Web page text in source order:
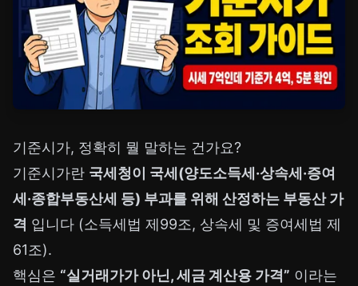
기준시가, 정확히 뭘 말하는 건가요?
기준시가란 국세청이 국세(양도소득세·상속세·증여
세·종합부동산세 등) 부과를 위해 산정하는 부동산 가
격 입니다 (소득세법 제99조, 상속세 및 증여세법 제
61조).
핵심은 “실거래가가 아닌, 세금 계산용 가격” 이라는